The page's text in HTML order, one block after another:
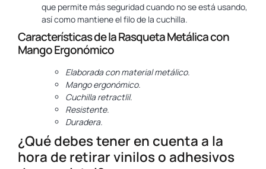
que permite más seguridad cuando no se está usando,
así como mantiene el filo de la cuchilla.
Características de la Rasqueta Metálica con
Mango Ergonómico
Elaborada con material metálico.
Mango ergonómico.
Cuchilla retractlil.
Resistente.
Duradera.
¿Qué debes tener en cuenta a la
hora de retirar vinilos o adhesivos